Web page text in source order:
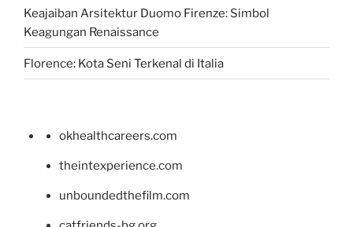
Keajaiban Arsitektur Duomo Firenze: Simbol
Keagungan Renaissance
Florence: Kota Seni Terkenal di Italia
okhealthcareers.com
theintexperience.com
unboundedthefilm.com